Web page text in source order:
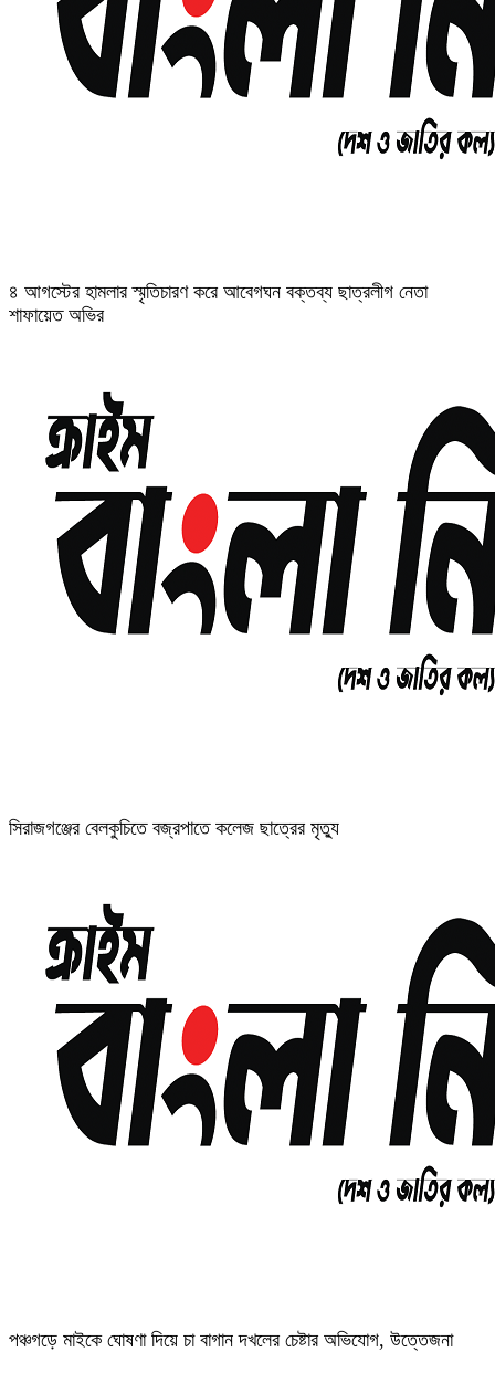
৪ আগস্টের হামলার স্মৃতিচারণ করে আবেগঘন বক্তব্য ছাত্রলীগ নেতা
শাফায়েত অভির
সিরাজগঞ্জের বেলকুচিতে বজ্রপাতে কলেজ ছাত্রের মৃত্যু
পঞ্চগড়ে মাইকে ঘোষণা দিয়ে চা বাগান দখলের চেষ্টার অভিযোগ, উত্তেজনা